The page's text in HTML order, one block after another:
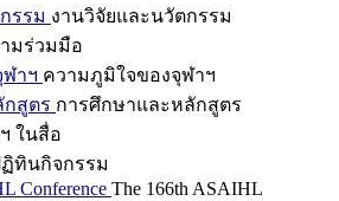
รรม งานวิจัยและนวัตกรรม
มร่วมมือ
าฯ ความภูมิใจของจุฬาฯ
สูตร การศึกษาและหลักสูตร
ในสื่อ
ทินกิจกรรม
Conference The 166th ASAIHL